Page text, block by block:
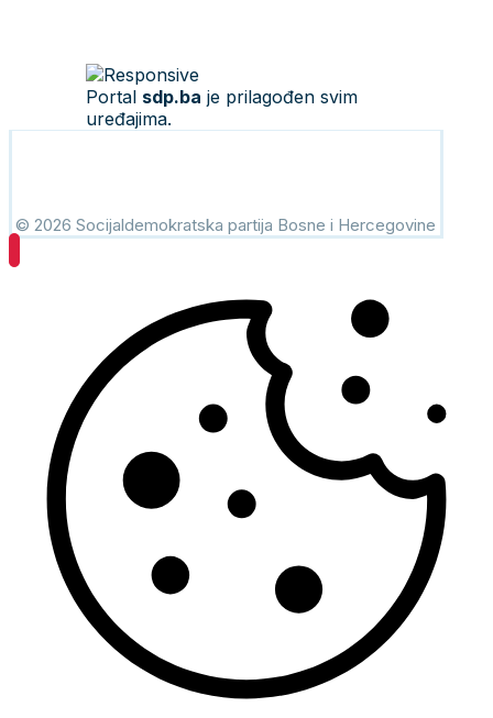
Portal sdp.ba je prilagođen svim
uređajima.
© 2026 Socijaldemokratska partija Bosne i Hercegovine